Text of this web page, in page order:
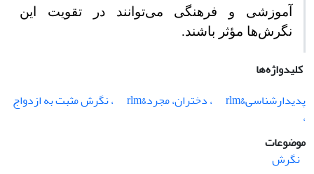
آموزشی و فرهنگی می‌توانند در تقویت این
نگرش‌ها مؤثر باشند.
کلیدواژه‌ها
پدیدارشناسی&rlm
، دختران، مجرد&rlm
، نگرش مثبت به ازدواج
،
موضوعات
نگرش